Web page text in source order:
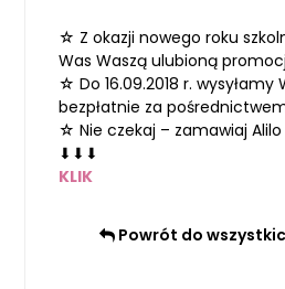
☆ Z okazji nowego roku
Was Waszą ulubioną
☆ Do 16.09.2018 r.
bezpłatnie za
☆ Nie czekaj – zamawiaj Alilo
⬇ ⬇ ⬇
KLIK
Powrót do